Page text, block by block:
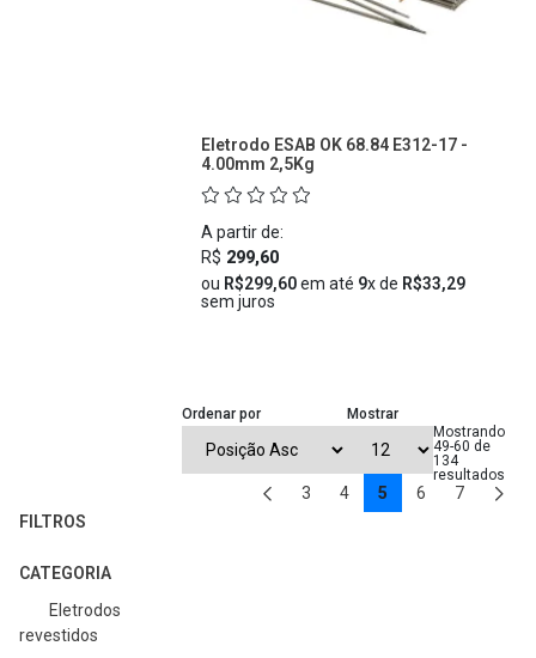
Eletrodo ESAB OK 68.84 E312-17 -
4.00mm 2,5Kg
A partir de:
R$ 299,60
ou R$299,60em até 9x de R$33,29
sem juros
Ordenar por
Mostrando
49-60 de
134
resultados
Mostrar
Página: 3 4 5 6
7
FILTROS
CATEGORIA
Eletrodos
revestidos